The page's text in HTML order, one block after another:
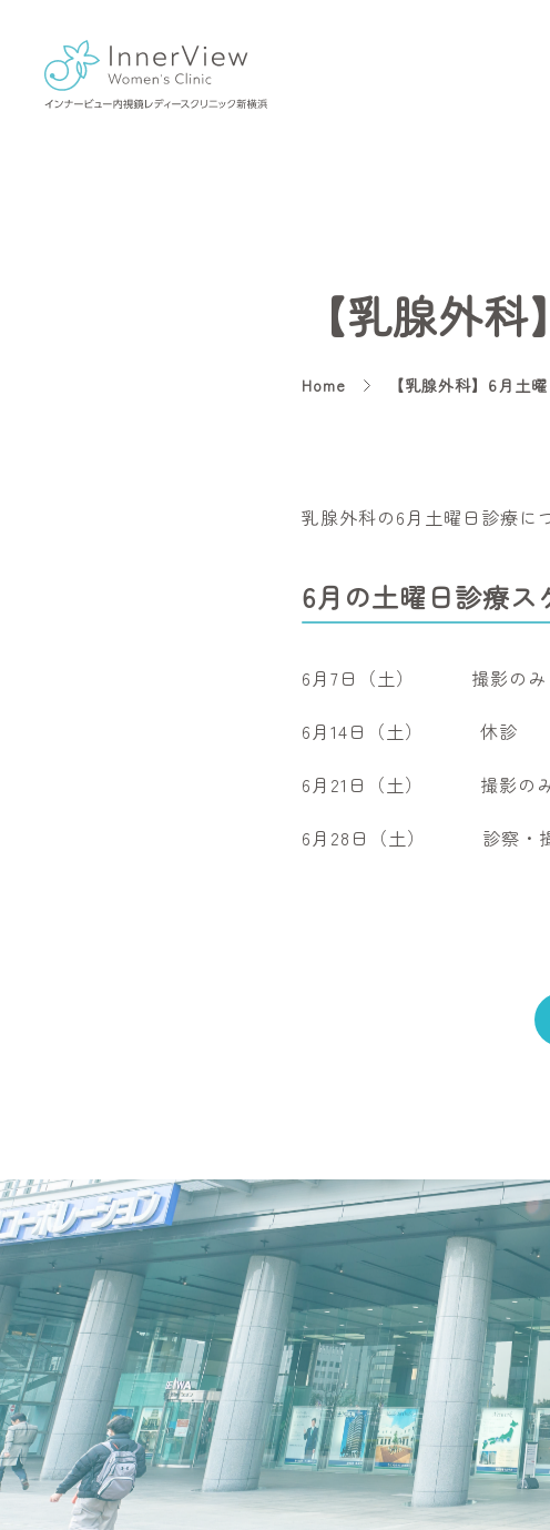
【乳腺外
Home 【乳腺外科】6月土
乳腺外科の6月土曜日診療に
6月の土曜日診療ス
6月7日（土） 撮影のみ
6月14日（土） 休診
6月21日（土） 撮影の
6月28日（土） 診察・